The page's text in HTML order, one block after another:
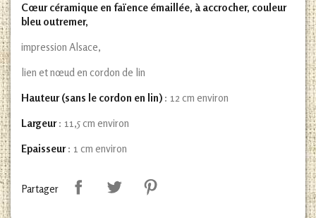
Cœur céramique en faïence émaillée, à accrocher, couleur
bleu outremer,
impression Alsace,
lien et nœud en cordon de lin
Hauteur (sans le cordon en lin) : 12 cm environ
Largeur: 11,5 cm environ
Epaisseur: 1 cm environ
Partager